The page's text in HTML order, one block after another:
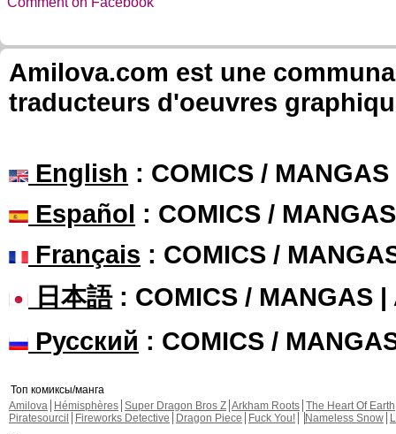
Amilova.com est une
traducteurs d'oeuvres
English : COMICS /
Español : COMICS /
Français : COMICS /
日本語: COMICS / MANGAS |
Русский : COMICS /
Топ комиксы/манга
Amilova
Hémisphères Super Dragon Bros Z Arkham Roots The Heart Of Earth
Piratesourcil
Fireworks Detective Dragon Piece Fuck You! Nameless Snow